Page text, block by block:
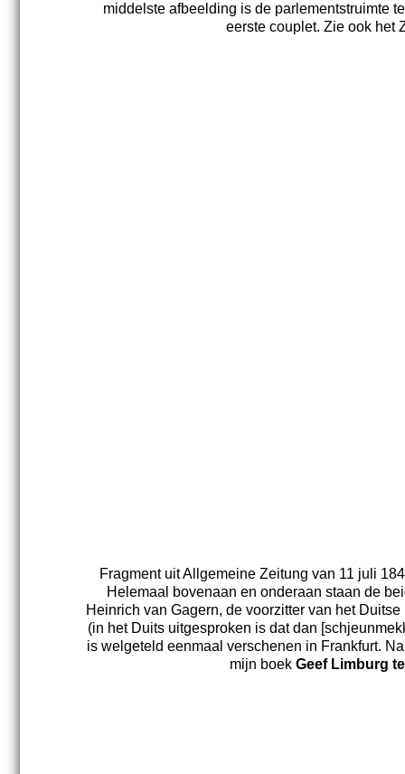
middelste afbeelding is de parlementstruimte
eerste couplet. Zie ook het
Fragment uit Allgemeine Zeitung van 11 juli
Helemaal bovenaan en onderaan staan de
Heinrich van Gagern, de voorzitter van het
(in het Duits uitgesproken is dat dan
is welgeteld eenmaal verschenen in Frankfurt.
mijn boek Geef Limburg